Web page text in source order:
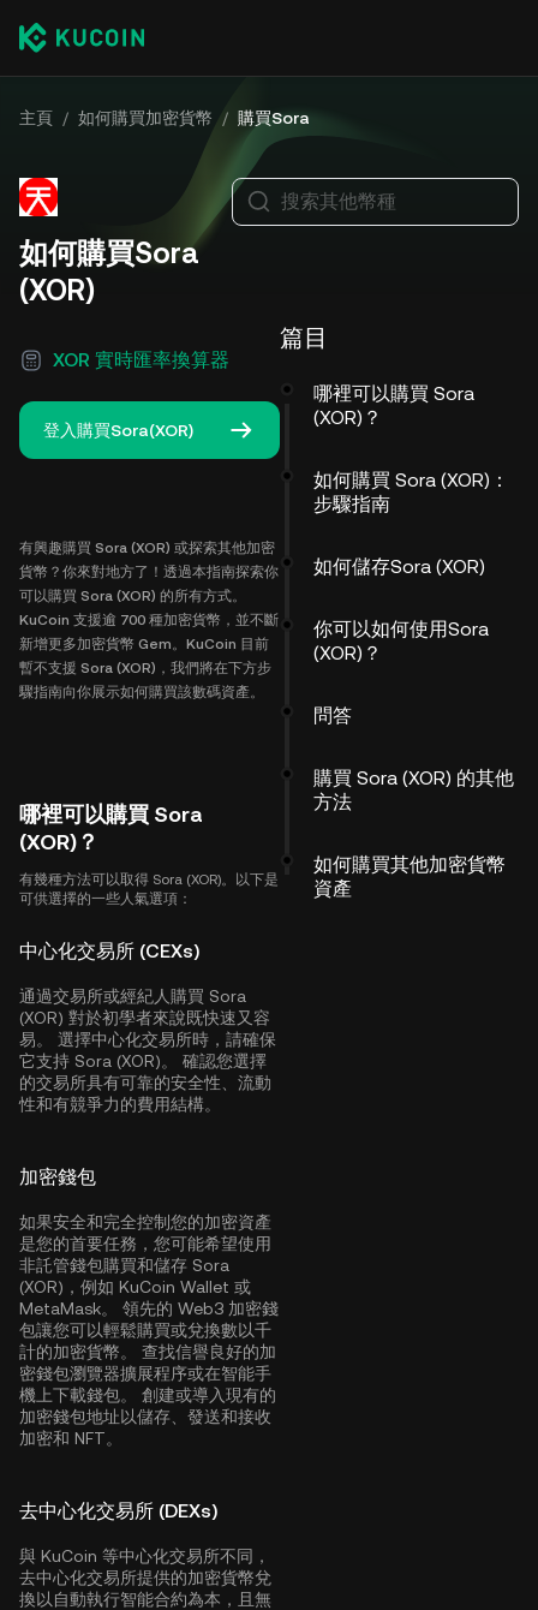
主頁 / 如何購買加密貨幣 / 購買Sora
如何購買Sora
(XOR)
XOR 實時匯率換算器
登入購買Sora(XOR)
有興趣購買 Sora (XOR) 或探索其他加密
貨幣？你來對地方了！透過本指南探索你
可以購買 Sora (XOR) 的所有方式。
KuCoin 支援逾 700 種加密貨幣，並不斷
新增更多加密貨幣 Gem。KuCoin 目前
暫不支援 Sora (XOR)，我們將在下方步
驟指南向你展示如何購買該數碼資產。
哪裡可以購買 Sora
(XOR)？
有幾種方法可以取得 Sora (XOR)。以下是
可供選擇的一些人氣選項：
中心化交易所 (CEXs)
通過交易所或經紀人購買 Sora
(XOR) 對於初學者來說既快速又容
易。 選擇中心化交易所時，請確保
它支持 Sora (XOR)。 確認您選擇
的交易所具有可靠的安全性、流動
性和有競爭力的費用結構。
加密錢包
如果安全和完全控制您的加密資產
是您的首要任務，您可能希望使用
非託管錢包購買和儲存 Sora
(XOR)，例如 KuCoin Wallet 或
MetaMask。 領先的 Web3 加密錢
包讓您可以輕鬆購買或兌換數以千
計的加密貨幣。 查找信譽良好的加
密錢包瀏覽器擴展程序或在智能手
機上下載錢包。 創建或導入現有的
加密錢包地址以儲存、發送和接收
加密和 NFT。
去中心化交易所 (DEXs)
與 KuCoin 等中心化交易所不同，
去中心化交易所提供的加密貨幣兌
換以自動執行智能合約為本，且無
搜索其他幣種
篇目
哪裡可以購買 Sora
(XOR)？
如何購買 Sora (XOR)：
步驟指南
如何儲存Sora (XOR)
你可以如何使用Sora
(XOR)？
問答
購買 Sora (XOR) 的其他
方法
如何購買其他加密貨幣
資產